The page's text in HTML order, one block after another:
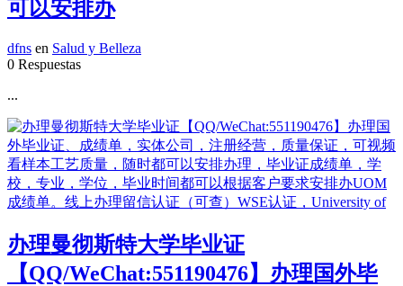
可以安排办
dfns en Salud y Belleza
0 Respuestas
...
办理曼彻斯特大学毕业证
【QQ/WeChat:551190476】办理国外毕